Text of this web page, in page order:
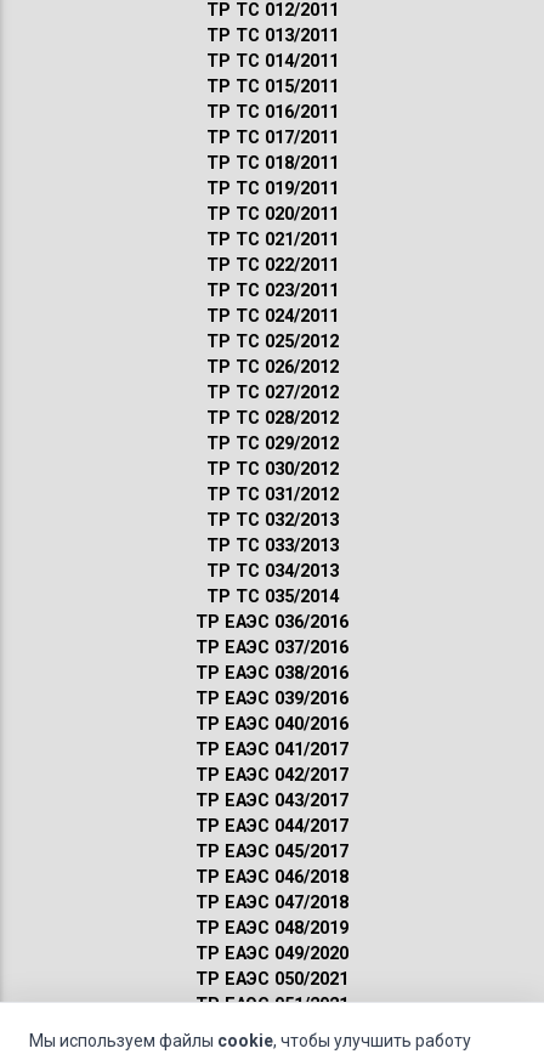
ТР ТС 012/2011
ТР ТС 013/2011
ТР ТС 014/2011
ТР ТС 015/2011
ТР ТС 016/2011
ТР ТС 017/2011
ТР ТС 018/2011
ТР ТС 019/2011
ТР ТС 020/2011
ТР ТС 021/2011
ТР ТС 022/2011
ТР ТС 023/2011
ТР ТС 024/2011
ТР ТС 025/2012
ТР ТС 026/2012
ТР ТС 027/2012
ТР ТС 028/2012
ТР ТС 029/2012
ТР ТС 030/2012
ТР ТС 031/2012
ТР ТС 032/2013
ТР ТС 033/2013
ТР ТС 034/2013
ТР ТС 035/2014
ТР ЕАЭС 036/2016
ТР ЕАЭС 037/2016
ТР ЕАЭС 038/2016
ТР ЕАЭС 039/2016
ТР ЕАЭС 040/2016
ТР ЕАЭС 041/2017
ТР ЕАЭС 042/2017
ТР ЕАЭС 043/2017
ТР ЕАЭС 044/2017
ТР ЕАЭС 045/2017
ТР ЕАЭС 046/2018
ТР ЕАЭС 047/2018
ТР ЕАЭС 048/2019
ТР ЕАЭС 049/2020
ТР ЕАЭС 050/2021
ТР ЕАЭС 051/2021
Сертификация ГОСТ
Мы используем файлы cookie, чтобы улучшить работу